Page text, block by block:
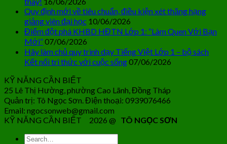
Quy định mới về tiêu chuẩn, điều kiện xét thăng hạng
giảng viên đại học 10/06/2026
Điểm đột phá KHBD HĐTN Lớp 1: “Làm Quen Với Bạn
Mới”07/06/2026
Hãy làm chủ quy trình dạy Tiếng Việt Lớp 1 – bộ sách
Kết nối tri thức với cuộc sống07/06/2026
KỸ NĂNG CẦN BIẾT
25 Lê Thị Hường, phường Cao Lãnh, Đồng Tháp
Quản trị: Tô Ngọc Sơn. Điện thoại: 0939076466
Email: ngocsonweb@gmail.com
KỸ NĂNG CẦN BIẾT 2026 @ TÔ NGỌC SƠN